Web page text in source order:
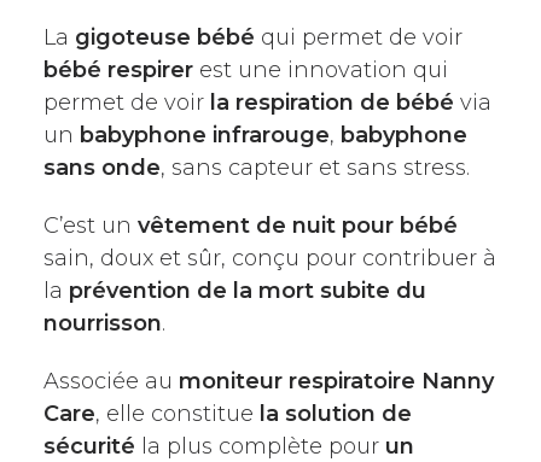
La gigoteuse bébé qui permet de voir
bébé respirer est une innovation qui
permet de voir la respiration de bébé via
un babyphone infrarouge, babyphone
sans onde, sans capteur et sans stress.
C’est un vêtement de nuit pour bébé
sain, doux et sûr, conçu pour contribuer à
la prévention de la mort subite du
nourrisson.
Associée au moniteur respiratoire Nanny
Care, elle constitue la solution de
sécurité la plus complète pour un